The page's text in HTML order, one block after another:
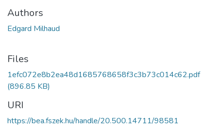
Authors
Edgard Milhaud
Files
1efc072e8b2ea48d1685768658f3c3b73c014c62.pdf
(896.85 KB)
URI
https://bea.fszek.hu/handle/20.500.14711/98581